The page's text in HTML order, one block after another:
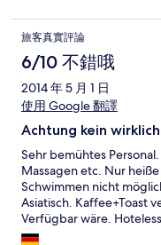
旅客真實評論
6/10 不錯哦
2014 年 5 月 1 日
使用 Google 翻譯
Achtung kein
Sehr bemühtes
Massagen etc. Nur
Schwimmen nicht
Asiatisch. Kaffee+Toast
Verfügbar wäre.
Keine Empfehlung. Wir